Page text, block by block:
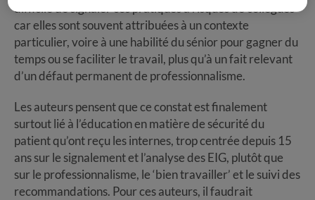
difficile de signaler ces pratiques à risques de collègues
car elles sont souvent attribuées à un contexte
particulier, voire à une habilité du sénior pour gagner du
temps ou se faciliter le travail, plus qu’à un fait relevant
d’un défaut permanent de professionnalisme.
Les auteurs pensent que ce constat est finalement
surtout lié à l’éducation en matière de sécurité du
patient qu’ont reçu les internes, trop centrée depuis 15
ans sur le signalement et l’analyse des EIG, plutôt que
sur le professionnalisme, le ‘bien travailler’ et le suivi des
recommandations. Pour ces auteurs, il faudrait